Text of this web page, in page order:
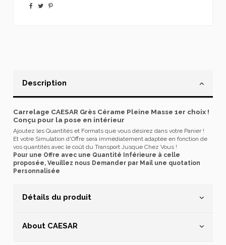
Description
Carrelage CAESAR Grès Cérame Pleine Masse 1er choix !
Conçu pour la pose en intérieur
Ajoutez les Quantités et Formats que vous désirez dans votre Panier !
Et votre Simulation d'Offre sera immédiatement adaptée en fonction de
vos quantités avec le coût du Transport Jusque Chez Vous !
Pour une Offre avec une Quantité Inférieure à celle
proposée, Veuillez nous Demander par Mail une quotation
Personnalisée
Détails du produit
About CAESAR